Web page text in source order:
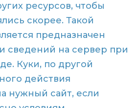
ресурсов, чтобы
скорее. Такой
предназначен
сведений на сервер при
Куки, по другой
действия
нужный сайт, если